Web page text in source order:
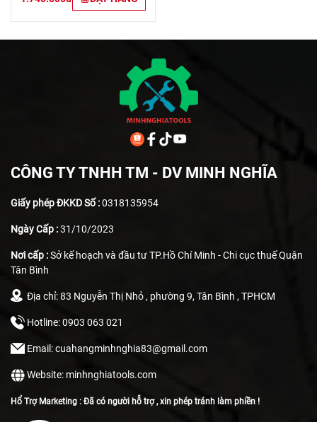
CÔNG TY TNHH TM - DV MINH NGHĨA
Giấy phép ĐKKD Số :0318135954
Ngày Cấp :31/10/2023
Nơi cấp :Sở kế hoạch và đầu tư TP.Hồ Chí Minh - Chi cục thuế Quận
Tân Bình
Địa chỉ: 83 Nguyễn Thị Nhỏ , phường 9, Tân Bình , TPHCM
Hotline: 0903 063 021
Email: cuahangminhnghia83@gmail.com
Website: minhnghiatools.com
Hổ Trợ Marketing : Đã có người hỗ trợ , xin phép tránh làm phiền !